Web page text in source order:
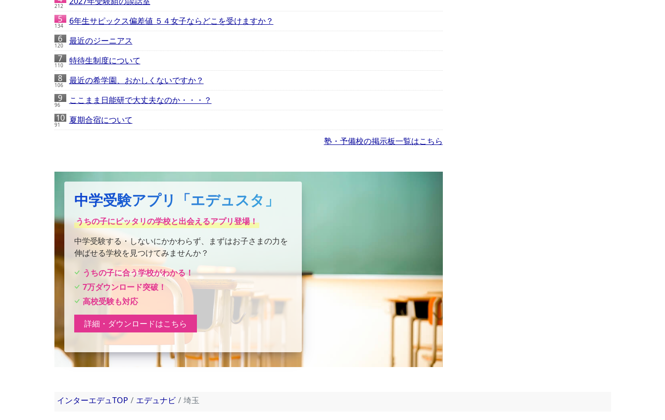
212
134 6年生サピックス偏差値 ５４女子ならどこを受けますか？
120 最近のジーニアス
110 特待生制度について
106 最近の希学園、おかしくないですか？
96 ここまま日能研で大丈夫なのか・・・？
91
夏期合宿について
塾・予備校の掲示板一覧はこちら
中学受験アプリ「エデュスタ」
うちの子にピッタリの学校と出会えるアプリ登場！
中学受験する・しないにかかわらず、まずはお子さまの力を
伸ばせる学校を見つけてみませんか？
うちの子に合う学校がわかる！
7万ダウンロード突破！
高校受験も対応
詳細・ダウンロードはこちら
インターエデュTOP エデュナビ 埼玉